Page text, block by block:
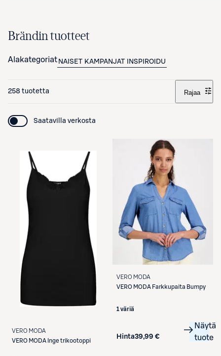
Brändin tuotteet
Alakategoriat NAISET KAMPANJAT INSPIROIDU
258 tuotetta Rajaa
Saatavilla verkosta
VERO MODA
VERO MODA Inge trikootoppi
VERO MODA
VERO MODA Farkkupaita Bumpy
1 väriä
Hinta39,99 €
Näytä
tuote